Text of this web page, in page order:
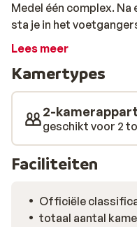
Medel één complex. Na
sta je in het
het gezellige Ortisei,
een kleine 5 minuten in
skiliften. Deze bieden
Ronda via Santa
kleinere Seiser Alm?
recent gebouwd en
uitgeruste keuken en
Lees meer
Kamertypes
2-
geschikt voor 2
Faciliteiten
Officiële
totaal aantal